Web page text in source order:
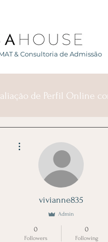
& Consultoria de Admissão
de Perfil Online
vivianne835
Admin
0
Followers
0
Following